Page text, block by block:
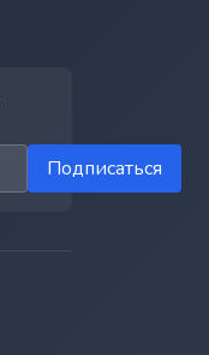
Подписаться